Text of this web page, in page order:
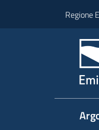
Regione